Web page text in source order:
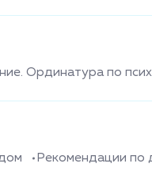
Ординатура по
Рекомендации по